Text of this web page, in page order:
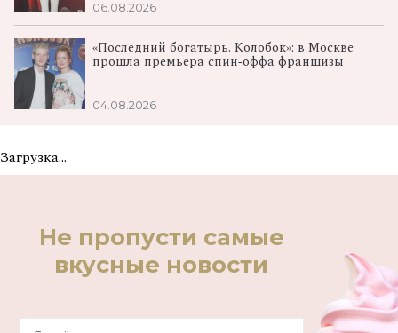
06.08.2026
«Последний богатырь. Колобок»: в Москве
прошла премьера спин‑оффа франшизы
04.08.2026
Загрузка...
Не пропусти самые
вкусные новости